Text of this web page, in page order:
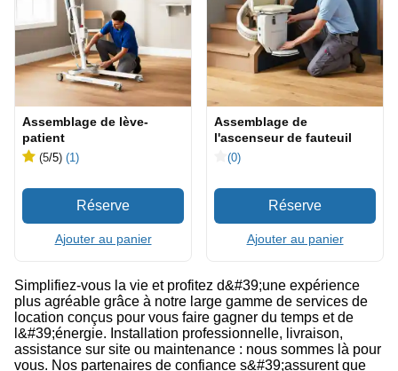
Assemblage de lève-
patient
(5/5) (1)
Ajouter au panier
Assemblage de
l'ascenseur de fauteuil
(0)
Ajouter au panier
Simplifiez-vous la vie et profitez d&#39;une expérience
plus agréable grâce à notre large gamme de services de
location conçus pour vous faire gagner du temps et de
l&#39;énergie. Installation professionnelle, livraison,
assistance sur site ou maintenance : nous sommes là pour
vous. Nos partenaires de confiance s&#39;assurent que